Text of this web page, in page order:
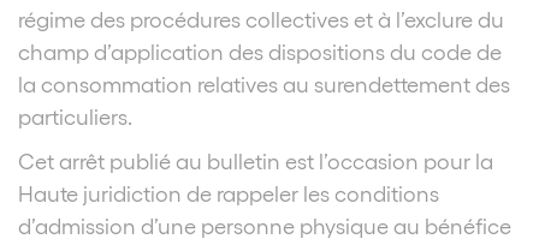
régime des procédures collectives et à l’exclure du
champ d’application des dispositions du code de
la consommation relatives au surendettement des
particuliers.
Cet arrêt publié au bulletin est l’occasion pour la
Haute juridiction de rappeler les conditions
d’admission d’une personne physique au bénéfice